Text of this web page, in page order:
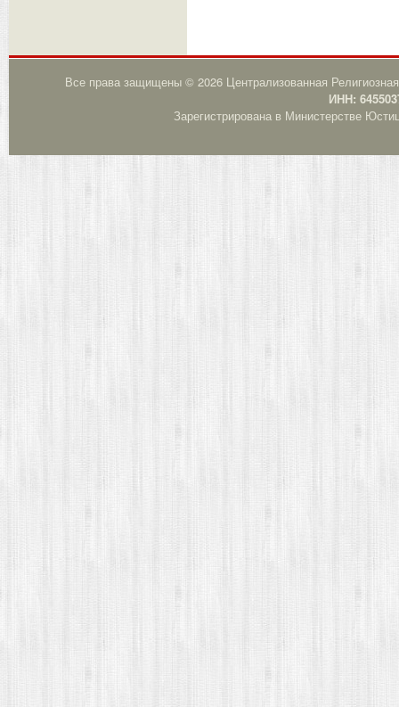
Все права защищены © 2026 Централизованная
ИНН:
Зарегистрирована в Министерстве